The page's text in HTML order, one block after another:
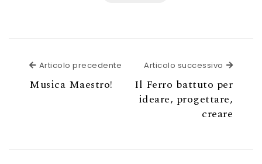
Articolo precedente Articolo precedente
Musica Maestro!
Articolo successivo
Il Ferro battuto per
ideare, progettare,
creare